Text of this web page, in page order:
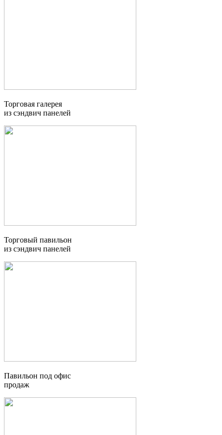
Торговая галерея
из сэндвич панелей
Торговый павильон
из сэндвич панелей
Павильон под офис
продаж